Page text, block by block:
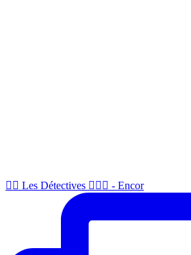
🕵🏻 Les Détectives 🕵🏻‍♂️ - Encor